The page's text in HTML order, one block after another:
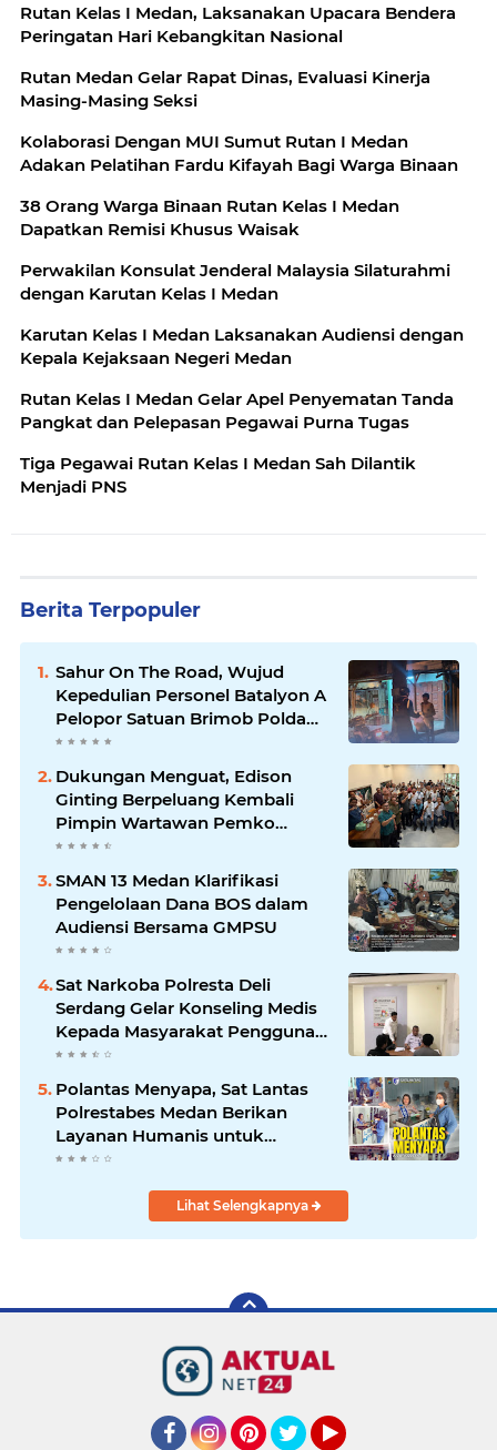
Rutan Kelas I Medan, Laksanakan Upacara Bendera
Peringatan Hari Kebangkitan Nasional
Rutan Medan Gelar Rapat Dinas, Evaluasi Kinerja
Masing-Masing Seksi
Kolaborasi Dengan MUI Sumut Rutan I Medan
Adakan Pelatihan Fardu Kifayah Bagi Warga Binaan
38 Orang Warga Binaan Rutan Kelas I Medan
Dapatkan Remisi Khusus Waisak
Perwakilan Konsulat Jenderal Malaysia Silaturahmi
dengan Karutan Kelas I Medan
Karutan Kelas I Medan Laksanakan Audiensi dengan
Kepala Kejaksaan Negeri Medan
Rutan Kelas I Medan Gelar Apel Penyematan Tanda
Pangkat dan Pelepasan Pegawai Purna Tugas
Tiga Pegawai Rutan Kelas I Medan Sah Dilantik
Menjadi PNS
Berita Terpopuler
Sahur On The Road, Wujud
Kepedulian Personel Batalyon A
Pelopor Satuan Brimob Polda
Sumut di Dini Hari Ramadhan
Dukungan Menguat, Edison
Ginting Berpeluang Kembali
Pimpin Wartawan Pemko
Medan
SMAN 13 Medan Klarifikasi
Pengelolaan Dana BOS dalam
Audiensi Bersama GMPSU
Sat Narkoba Polresta Deli
Serdang Gelar Konseling Medis
Kepada Masyarakat Pengguna
Narkotika di Posko Kampung
Polantas Menyapa, Sat Lantas
Polrestabes Medan Berikan
Layanan Humanis untuk
Pendaftaran Pemohon SIM
Lihat Selengkapnya